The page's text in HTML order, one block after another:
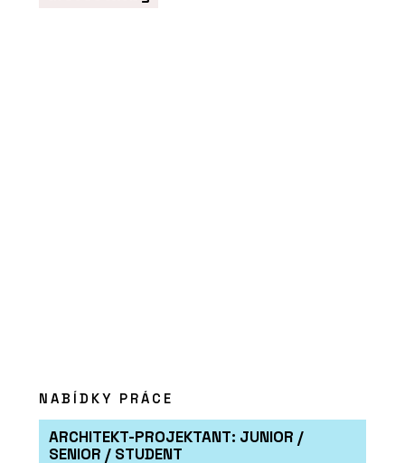
NABÍDKY PRÁCE
ARCHITEKT-PROJEKTANT: JUNIOR /
SENIOR / STUDENT